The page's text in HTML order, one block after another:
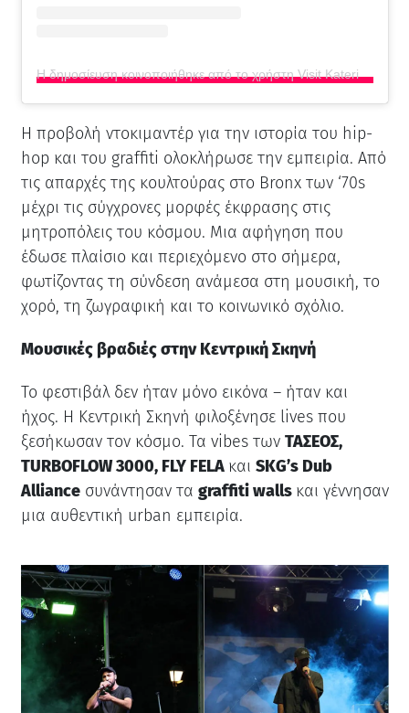
Η δημοσίευση κοινοποιήθηκε από το χρήστη Visit Katerini – The Colorful City (@visitkaterini)
Η προβολή ντοκιμαντέρ για την ιστορία του hip-
hop και του graffiti ολοκλήρωσε την εμπειρία. Από
τις απαρχές της κουλτούρας στο Bronx των ‘70s
μέχρι τις σύγχρονες μορφές έκφρασης στις
μητροπόλεις του κόσμου. Μια αφήγηση που
έδωσε πλαίσιο και περιεχόμενο στο σήμερα,
φωτίζοντας τη σύνδεση ανάμεσα στη μουσική, το
χορό, τη ζωγραφική και το κοινωνικό σχόλιο.
Μουσικές βραδιές στην Κεντρική Σκηνή
Το φεστιβάλ δεν ήταν μόνο εικόνα – ήταν και
ήχος. Η Κεντρική Σκηνή φιλοξένησε lives που
ξεσήκωσαν τον κόσμο. Τα vibes των ΤΑΣΕΟΣ,
TURBOFLOW 3000, FLY FELA και SKG’s Dub
Allianceσυνάντησαν τα graffiti walls και γέννησαν
μια αυθεντική urban εμπειρία.